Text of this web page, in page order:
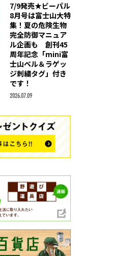
7/9発売★ビーパル
8月号は富士山大特
集！夏の危険生物
完全防御マニュア
ル企画も 創刊45
周年記念「mini富
士山ベル＆ラゲッ
ジ刺繍タグ」付き
です！
2026.07.09